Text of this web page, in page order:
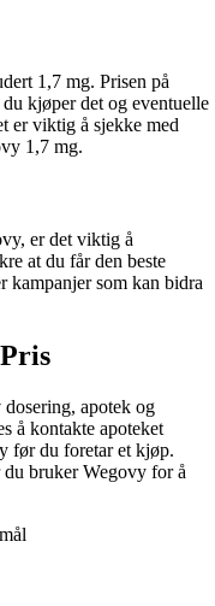
1,7 mg. Prisen på
kjøper det og eventuelle
er viktig å sjekke med
1,7 mg.
er det viktig å
at du får den beste
kampanjer som kan bidra
apotek og
å kontakte apoteket
før du foretar et kjøp.
bruker Wegovy for å